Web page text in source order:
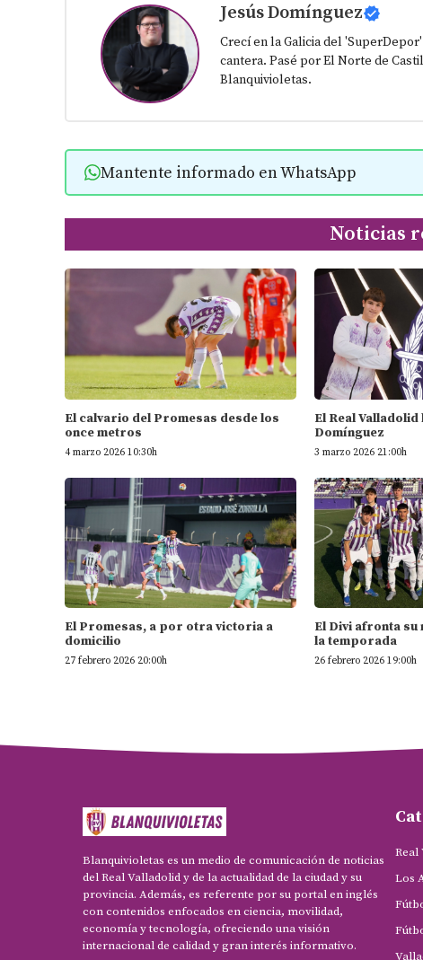
Jesús Domínguez
Crecí en la Galicia del
cantera. Pasé por El Norte de
Blanquivioletas.
Mantente informado en WhatsApp
Noticias
El calvario del Promesas desde los
once metros
4 marzo 2026 10:30h
El Real
Domínguez
3 marzo 2026 21:00h
El Promesas, a por otra victoria a
domicilio
27 febrero 2026 20:00h
El Divi afronta su
la temporada
26 febrero 2026 19:00h
Blanquivioletas es un medio de comunicación de noticias
del Real Valladolid y de la actualidad de la ciudad y su
provincia. Además, es referente por su portal en inglés
con contenidos enfocados en ciencia, movilidad,
economía y tecnología, ofreciendo una visión
internacional de calidad y gran interés informativo.
Real
Los